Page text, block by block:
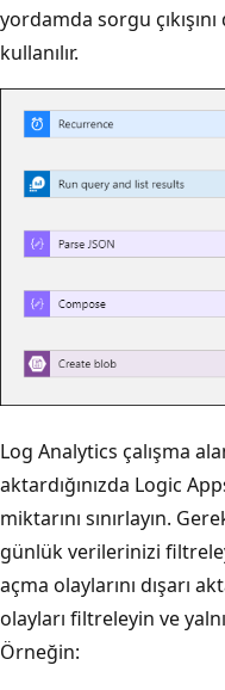
yordamda sorgu
kullanılır.
Log Analytics çalışma
aktardığınızda Logic
miktarını sınırlayın.
günlük verilerinizi
açma olaylarını dışarı
olayları filtreleyin ve
Örneğin: